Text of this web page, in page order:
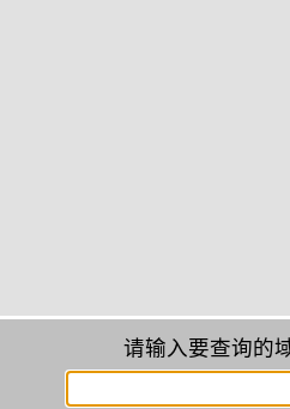
请输入要查询的